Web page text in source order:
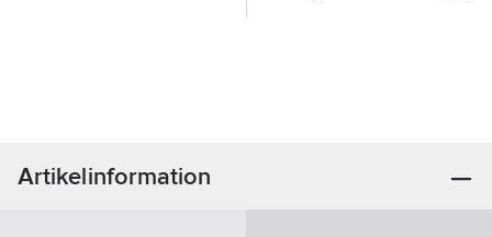
Artikelinformation